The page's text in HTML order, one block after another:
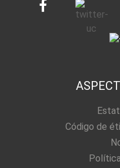
Código de